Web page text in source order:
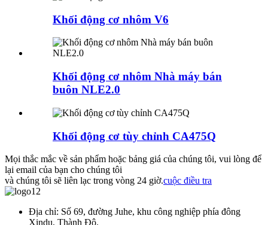
Khối động cơ nhôm V6
Khối động cơ nhôm Nhà máy bán
buôn NLE2.0
Khối động cơ tùy chỉnh CA475Q
Mọi thắc mắc về sản phẩm hoặc bảng giá của chúng tôi, vui lòng để
lại email của bạn cho chúng tôi
và chúng tôi sẽ liên lạc trong vòng 24 giờ.cuộc điều tra
Địa chỉ: Số 69, đường Juhe, khu công nghiệp phía đông
Xindu, Thành Đô.